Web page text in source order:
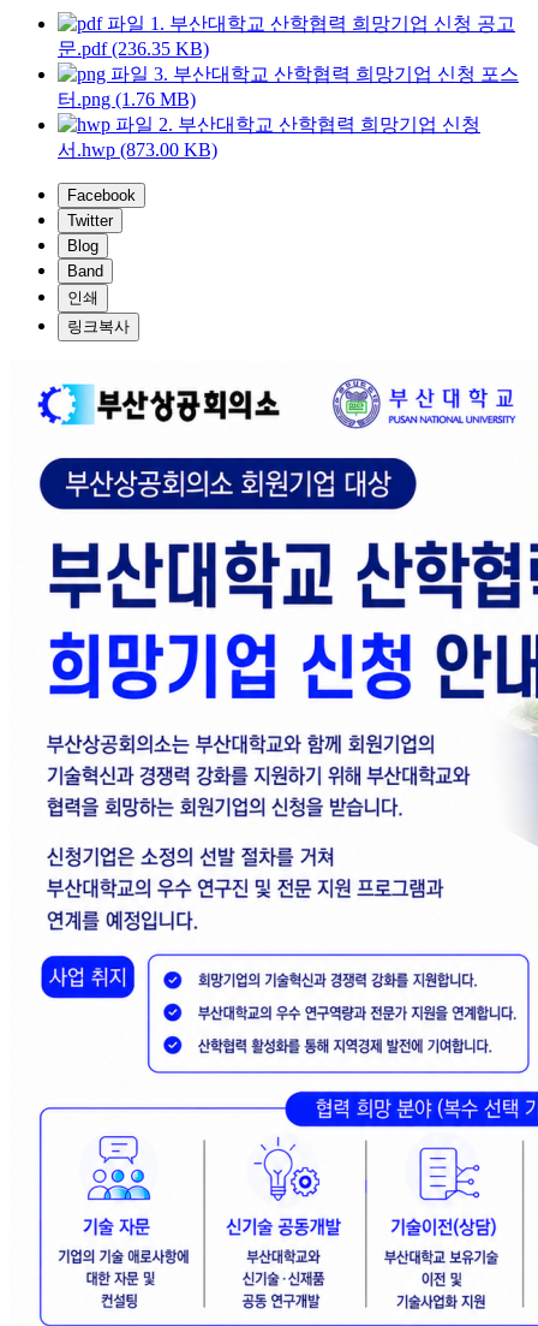
1. 부산대학교 산학협력 희망기업 신청 공고
문.pdf (236.35 KB)
3. 부산대학교 산학협력 희망기업 신청 포스
터.png (1.76 MB)
2. 부산대학교 산학협력 희망기업 신청
서.hwp (873.00 KB)
Facebook
Twitter
Blog
Band
인쇄
링크복사